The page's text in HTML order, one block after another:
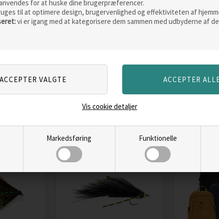
for at huske dine brugerpræferencer.
til at optimere design, brugervenlighed og effektiviteten af
vi er igang med at kategorisere dem sammen med udbyderne af
Markedsføring Funktionelle
Vis cookie detaljer
Ecco Offroad Andes
530,00